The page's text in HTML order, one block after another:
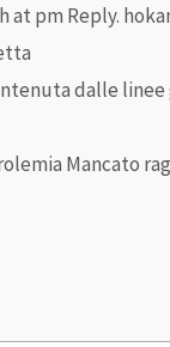
at pm Reply.
dalle
Mancato